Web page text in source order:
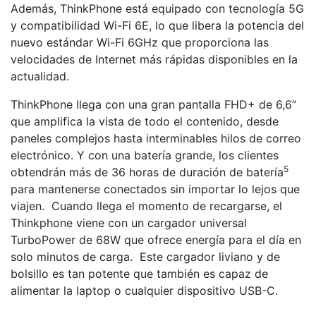
Además, ThinkPhone está equipado con tecnología 5G
y compatibilidad Wi-Fi 6E, lo que libera la potencia del
nuevo estándar Wi-Fi 6GHz que proporciona las
velocidades de Internet más rápidas disponibles en la
actualidad.
ThinkPhone llega con una gran pantalla FHD+ de 6,6”
que amplifica la vista de todo el contenido, desde
paneles complejos hasta interminables hilos de correo
electrónico. Y con una batería grande, los clientes
obtendrán más de 36 horas de duración de batería5
para mantenerse conectados sin importar lo lejos que
viajen. Cuando llega el momento de recargarse, el
Thinkphone viene con un cargador universal
TurboPower de 68W que ofrece energía para el día en
solo minutos de carga. Este cargador liviano y de
bolsillo es tan potente que también es capaz de
alimentar la laptop o cualquier dispositivo USB-C.